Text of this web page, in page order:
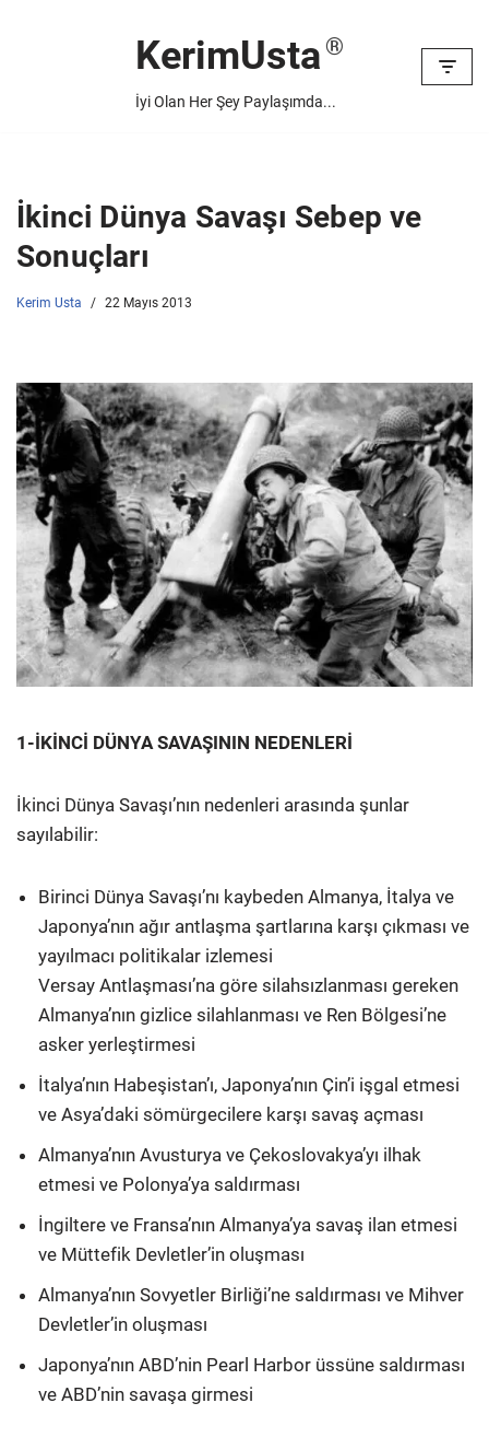
KerimUsta
İyi Olan Her Şey Paylaşımda...
İkinci Dünya Savaşı Sebep ve
Sonuçları
Kerim Usta 22 Mayıs 2013
1-İKİNCİ DÜNYA SAVAŞININ NEDENLERİ
İkinci Dünya Savaşı’nın nedenleri arasında şunlar
sayılabilir:
Birinci Dünya Savaşı’nı kaybeden Almanya, İtalya ve
Japonya’nın ağır antlaşma şartlarına karşı çıkması ve
yayılmacı politikalar izlemesi
Versay Antlaşması’na göre silahsızlanması gereken
Almanya’nın gizlice silahlanması ve Ren Bölgesi’ne
asker yerleştirmesi
İtalya’nın Habeşistan’ı, Japonya’nın Çin’i işgal etmesi
ve Asya’daki sömürgecilere karşı savaş açması
Almanya’nın Avusturya ve Çekoslovakya’yı ilhak
etmesi ve Polonya’ya saldırması
İngiltere ve Fransa’nın Almanya’ya savaş ilan etmesi
ve Müttefik Devletler’in oluşması
Almanya’nın Sovyetler Birliği’ne saldırması ve Mihver
Devletler’in oluşması
Japonya’nın ABD’nin Pearl Harbor üssüne saldırması
ve ABD’nin savaşa girmesi